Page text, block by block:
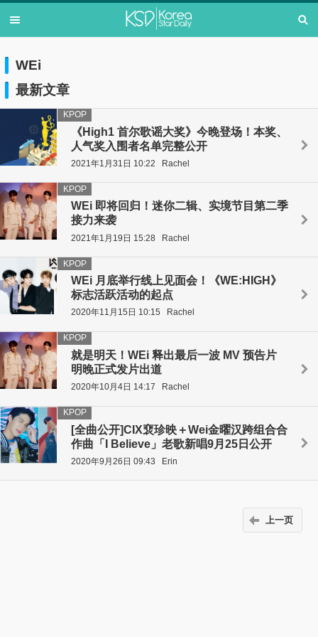
WEi
最新文章
《High1 首尔歌谣大奖》今晚登场！本奖、
人气奖入围者名单完整公开
KPOP
2021年1月31日 10:22 Rachel
WEi 即将回归！迷你二辑、实境节目第二季
接力来袭
KPOP
2021年1月19日 15:28 Rachel
WEi 月底举行线上见面会！《WE:HIGH》
标志活跃活动的起点
KPOP
2020年11月15日 10:15 Rachel
就是明天！WEi 释出最后一波 MV 预告片
明晚正式发片出道
KPOP
2020年10月4日 14:17 Rachel
[全曲公开]CIX裵珍映＋Wei金曜汉跨组合合
作曲「I Believe」老歌新唱9月25日公开
KPOP
2020年9月26日 09:43 Erin
上一页